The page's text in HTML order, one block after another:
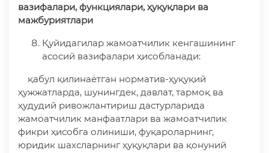
вазифалари, функциялари, ҳуқуқлари ва
мажбуриятлари
Қуйидагилар жамоатчилик кенгашининг
асосий вазифалари ҳисобланади:
қабул қилинаётган норматив-ҳуқуқий
ҳужжатларда, шунингдек, давлат, тармоқ ва
ҳудудий ривожлантириш дастурларида
жамоатчилик манфаатлари ва жамоатчилик
фикри ҳисобга олиниши, фуқароларнинг,
юридик шахсларнинг ҳуқуқлари ва қонуний